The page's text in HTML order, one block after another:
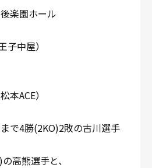
楽園ホール
中屋）
ACE）
で4勝(2KO)2敗の古川選手
高熊選手と、